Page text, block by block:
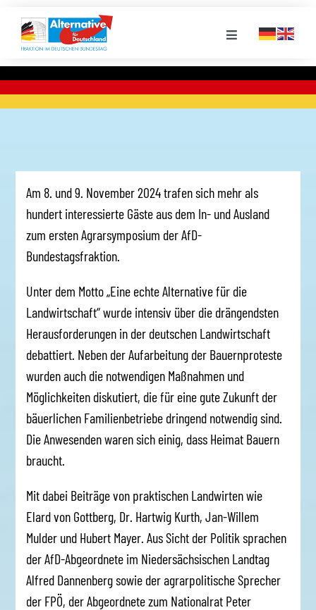
Inhalt
springen
Toggle
FRAKTION
VERANSTALTUNGEN
PRESSE
STELLENPORTAL
MEDIATHEK
Am 8. und 9. November 2024 trafen sich mehr als
hundert interessierte Gäste aus dem In- und Ausland
zum ersten Agrarsymposium der AfD-
Bundestagsfraktion.
Unter dem Motto „Eine echte Alternative für die
Landwirtschaft“ wurde intensiv über die drängendsten
Herausforderungen in der deutschen Landwirtschaft
debattiert. Neben der Aufarbeitung der Bauernproteste
wurden auch die notwendigen Maßnahmen und
Möglichkeiten diskutiert, die für eine gute Zukunft der
bäuerlichen Familienbetriebe dringend notwendig sind.
Die Anwesenden waren sich einig, dass Heimat Bauern
braucht.
Mit dabei Beiträge von praktischen Landwirten wie
Elard von Gottberg, Dr. Hartwig Kurth, Jan-Willem
Mulder und Hubert Mayer. Aus Sicht der Politik sprachen
der AfD-Abgeordnete im Niedersächsischen Landtag
Alfred Dannenberg sowie der agrarpolitische Sprecher
der FPÖ, der Abgeordnete zum Nationalrat Peter